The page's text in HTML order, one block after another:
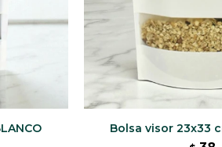
Bolsa visor 23x33